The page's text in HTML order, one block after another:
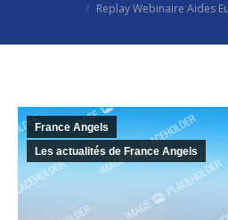
Replay Webinaire Aides
France Angels
Les actualités de France Angels